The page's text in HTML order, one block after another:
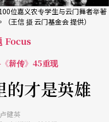
位嘉义农专学生与云门舞者举著
王信 摄 云门基金会 提供）
Focus
薪传》45重现
的才是英雄
卢健英